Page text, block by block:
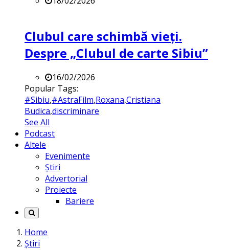
Clubul care schimbă vieți.
Despre „Clubul de carte Sibiu”
16/02/2026
Popular Tags:
#Sibiu,#AstraFilm,Roxana,Cristiana
Budica,discriminare
See All
Podcast
Altele
Evenimente
Știri
Advertorial
Proiecte
Bariere
Home
Știri